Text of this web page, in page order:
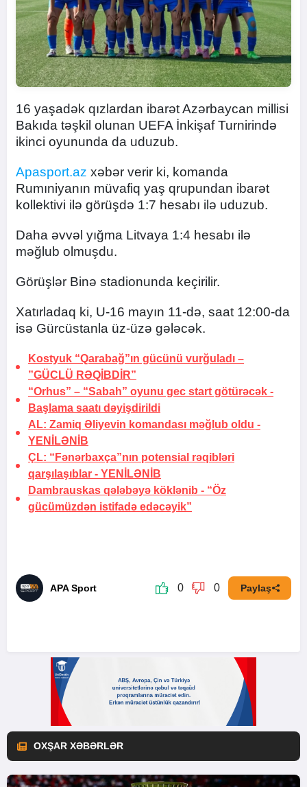
16 yaşadək qızlardan ibarət Azərbaycan millisi
Bakıda təşkil olunan UEFA İnkişaf Turnirində
ikinci oyununda da uduzub.
Apasport.az xəbər verir ki, komanda
Rumıniyanın müvafiq yaş qrupundan ibarət
kollektivi ilə görüşdə 1:7 hesabı ilə uduzub.
Daha əvvəl yığma Litvaya 1:4 hesabı ilə
məğlub olmuşdu.
Görüşlər Binə stadionunda keçirilir.
Xatırladaq ki, U-16 mayın 11-də, saat 12:00-da
isə Gürcüstanla üz-üzə gələcək.
Kostyuk “Qarabağ”ın gücünü vurğuladı –
”GÜCLÜ RƏQİBDİR”
“Orhus” – “Sabah” oyunu gec start götürəcək -
Başlama saatı dəyişdirildi
AL: Zamiq Əliyevin komandası məğlub oldu -
YENİLƏNİB
ÇL: “Fənərbaxça”nın potensial rəqibləri
qarşılaşıblar - YENİLƏNİB
Dambrauskas qələbəyə köklənib - “Öz
gücümüzdən istifadə edəcəyik”
APA Sport 0 0 Paylaş
OXŞAR XƏBƏRLƏR